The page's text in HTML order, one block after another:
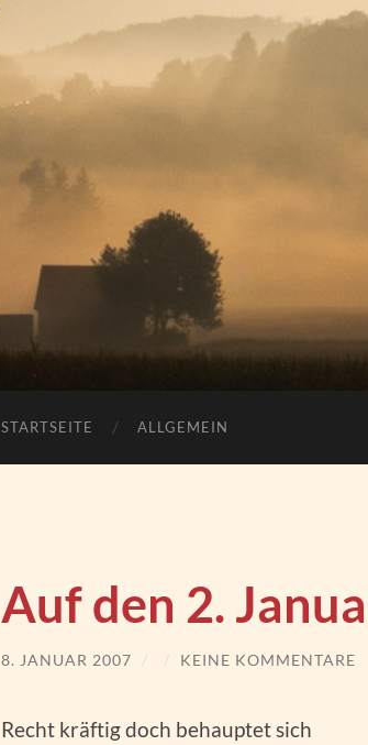
STARTSEITE ALLGEMEIN
Auf den 2.
8. JANUAR 2007 / / KEINE KOMMENTARE
Recht kräftig doch behauptet sich